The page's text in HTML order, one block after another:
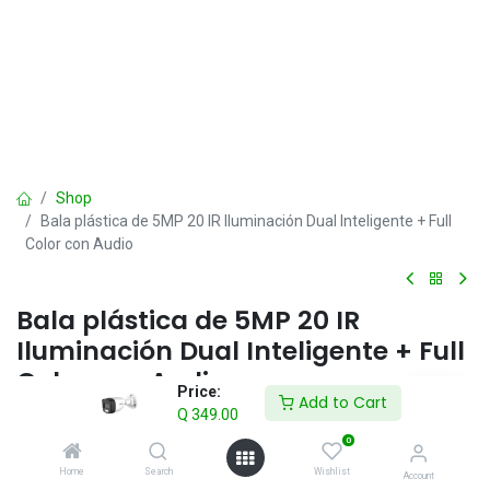
Price:
Q 349.00
Add to Cart
Home Search
0
Wishlist Account
Shop
Bala plástica de 5MP 20 IR Iluminación Dual Inteligente + Full
Color con Audio
Bala plástica de 5MP 20 IR
Iluminación Dual Inteligente + Full
Color con Audio